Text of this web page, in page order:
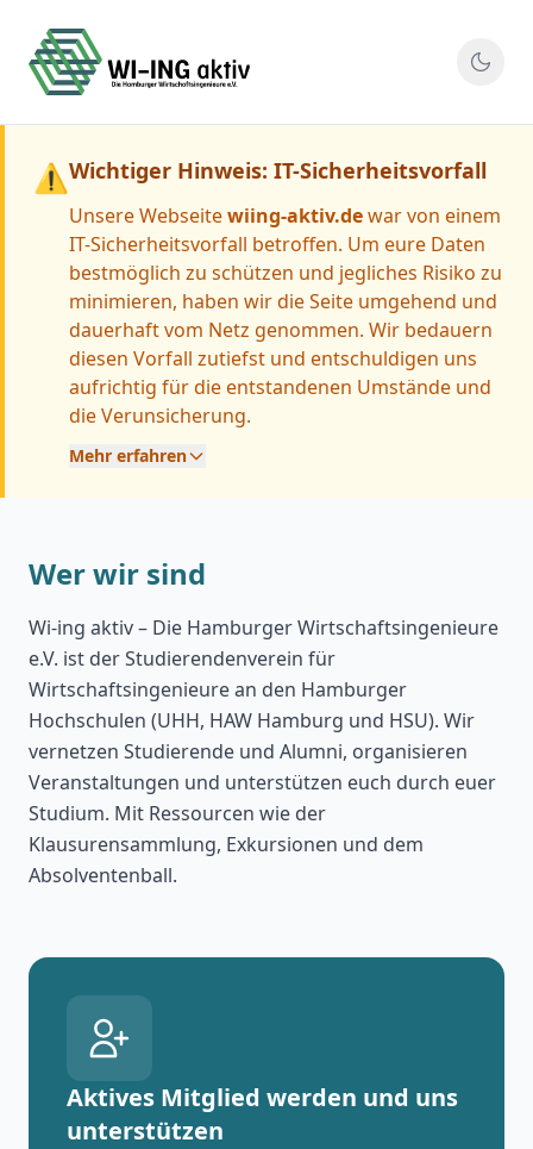
⚠Wichtiger Hinweis: IT-Sicherheitsvorfall
Unsere Webseitewiing-aktiv.dewar von einem
IT-Sicherheitsvorfall betroffen. Um eure Daten
bestmöglich zu schützen und jegliches Risiko zu
minimieren, haben wir die Seite umgehend und
dauerhaft vom Netz genommen. Wir bedauern
diesen Vorfall zutiefst und entschuldigen uns
aufrichtig für die entstandenen Umstände und
die Verunsicherung.
Mehr erfahren
Wer wir sind
Wi-ing aktiv – Die Hamburger Wirtschaftsingenieure
e.V. ist der Studierendenverein für
Wirtschaftsingenieure an den Hamburger
Hochschulen (UHH, HAW Hamburg und HSU). Wir
vernetzen Studierende und Alumni, organisieren
Veranstaltungen und unterstützen euch durch euer
Studium. Mit Ressourcen wie der
Klausurensammlung, Exkursionen und dem
Absolventenball.
Aktives Mitglied werden und uns
unterstützen